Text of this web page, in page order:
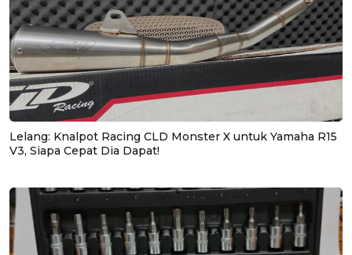
Lelang: Knalpot Racing CLD Monster X untuk Yamaha R15
V3, Siapa Cepat Dia Dapat!